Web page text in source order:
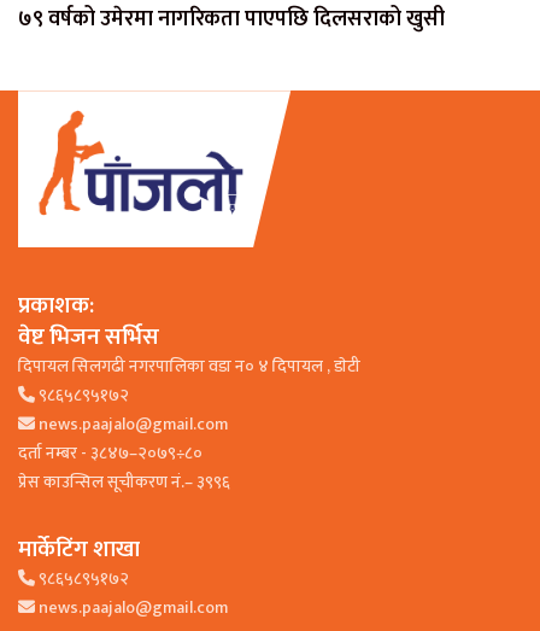
७९ वर्षको उमेरमा नागरिकता पाएपछि दिलसराको खुसी
प्रकाशक:
वेष्ट भिजन सर्भिस
दिपायल सिलगढी नगरपालिका वडा न० ४ दिपायल , डाेटी
९८६५८९५१७२
news.paajalo@gmail.com
दर्ता नम्बर - ३८४७–२०७९÷८०
प्रेस काउन्सिल सूचीकरण नं.– ३९९६
मार्केटिंग शाखा
९८६५८९५१७२
news.paajalo@gmail.com